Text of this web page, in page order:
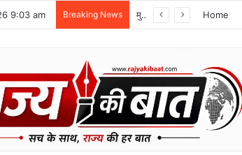
9:03 am Breaking News मुख्यमंत्री के अनुरोध पर बनबसा स्टेशन को मिली नई रेल सुविधा Home